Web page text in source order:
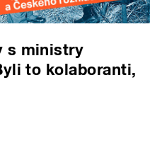
s ministry
to kolaboranti,